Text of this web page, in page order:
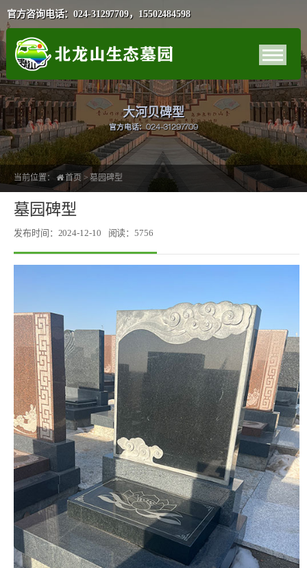
官方咨询电话：024-31297709，15502484598
大河贝碑型
官方电话：024-31297709
当前位置： 首页 >墓园碑型
墓园碑型
发布时间：2024-12-10 阅读：5756